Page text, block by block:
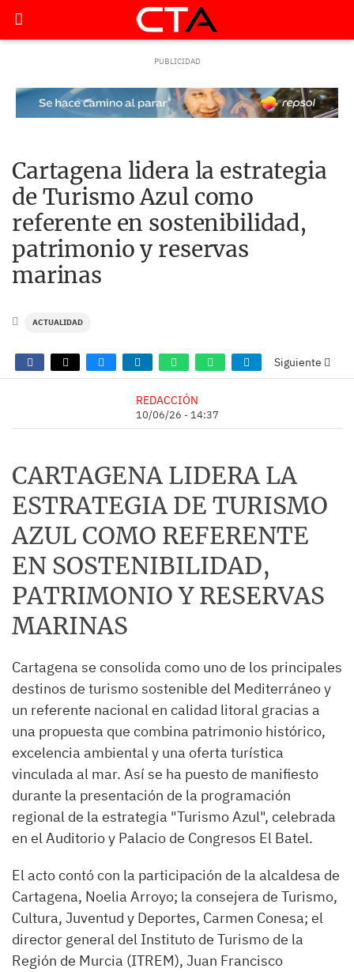
Cartagena lidera la estrategia
de Turismo Azul como
referente en sostenibilidad,
patrimonio y reservas
marinas
ACTUALIDAD
Siguiente
REDACCIÓN
10/06/26 - 14:37
CARTAGENA LIDERA LA
ESTRATEGIA DE TURISMO
AZUL COMO REFERENTE
EN SOSTENIBILIDAD,
PATRIMONIO Y RESERVAS
MARINAS
Cartagena se consolida como uno de los principales
destinos de turismo sostenible del Mediterráneo y
un referente nacional en calidad litoral gracias a
una propuesta que combina patrimonio histórico,
excelencia ambiental y una oferta turística
vinculada al mar. Así se ha puesto de manifiesto
durante la presentación de la programación
regional de la estrategia "Turismo Azul", celebrada
en el Auditorio y Palacio de Congresos El Batel.
El acto contó con la participación de la alcaldesa de
Cartagena, Noelia Arroyo; la consejera de Turismo,
Cultura, Juventud y Deportes, Carmen Conesa; el
director general del Instituto de Turismo de la
Región de Murcia (ITREM), Juan Francisco